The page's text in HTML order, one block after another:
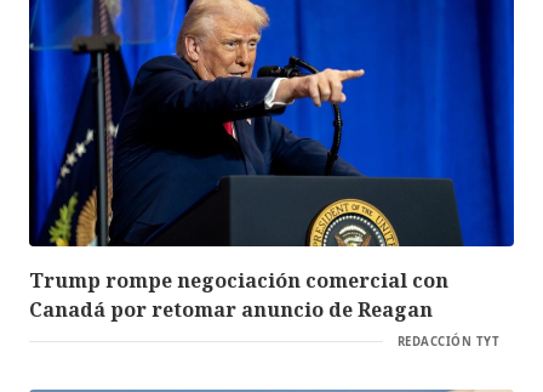
Trump rompe negociación comercial con
Canadá por retomar anuncio de Reagan
REDACCIÓN TYT